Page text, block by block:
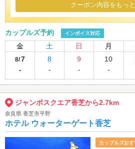
クーポン内容をもっ
カップルズ予約 インボイス対応
金 土 日 月
8/7
-
8
-
9
-
10
-
ジャンボスクエア香芝から2.7km
奈良県 香芝市平野
ホテル ウォーターゲート香芝
カップルズおす